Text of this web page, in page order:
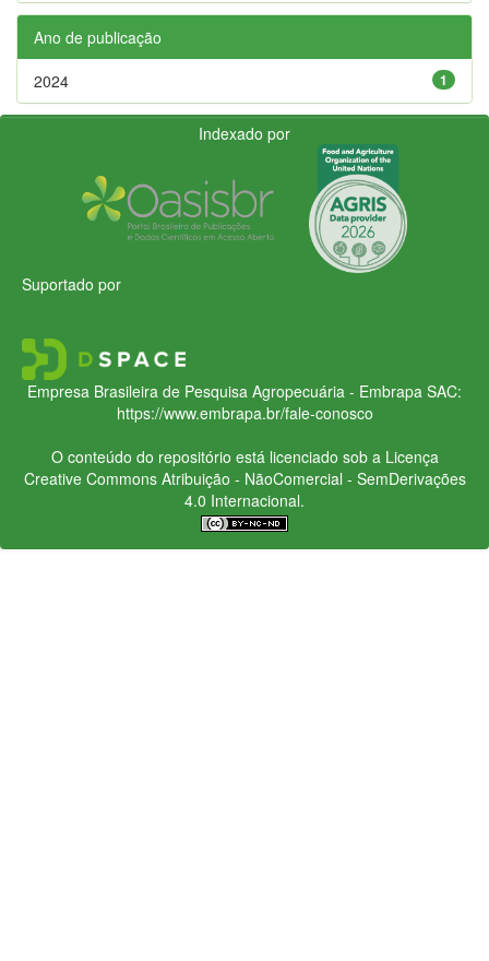
Ano de publicação
1
2024
Indexado por
Suportado por
Empresa Brasileira de Pesquisa Agropecuária - Embrapa SAC:
https://www.embrapa.br/fale-conosco
O conteúdo do repositório está licenciado sob a Licença
Creative CommonsAtribuição - NãoComercial - SemDerivações
4.0 Internacional.